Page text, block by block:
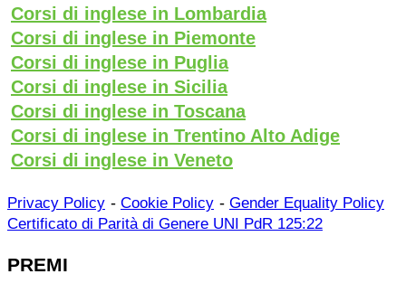
Corsi di inglese in Lombardia
Corsi di inglese in Piemonte
Corsi di inglese in Puglia
Corsi di inglese in Sicilia
Corsi di inglese in Toscana
Corsi di inglese in Trentino Alto Adige
Corsi di inglese in Veneto
Privacy Policy - Cookie Policy - Gender Equality Policy
Certificato di Parità di Genere UNI PdR 125:22
PREMI